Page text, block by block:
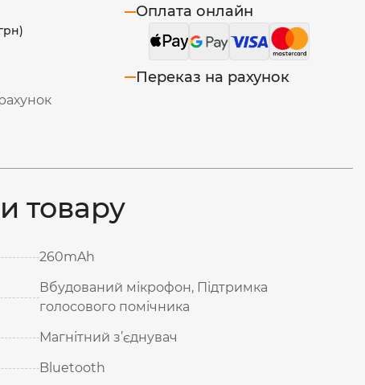
Оплата онлайн
Переказ на рахунок
товару
260mAh
Вбудований мікрофон, Підтримка
голосового помічника
Магнітний з’єднувач
Bluetooth